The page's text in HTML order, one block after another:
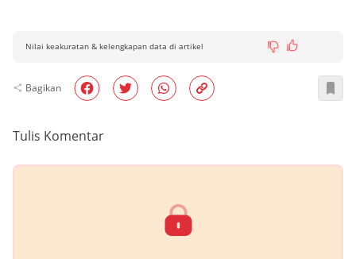
Nilai keakuratan & kelengkapan data di artikel
Bagikan
Tulis Komentar